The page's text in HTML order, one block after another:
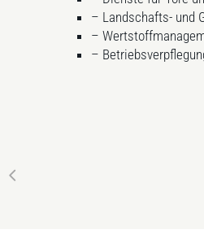
– Landschafts- und
–
–